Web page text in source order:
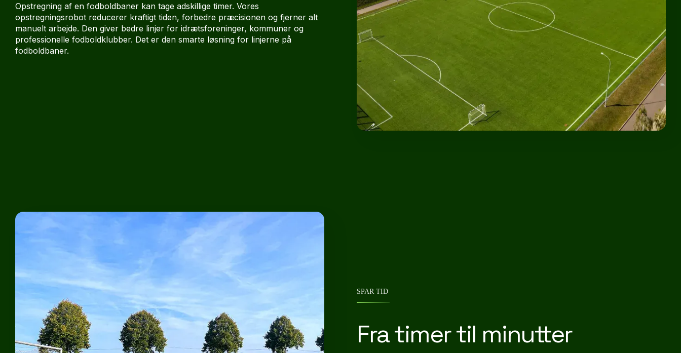
Opstregning af en fodboldbaner kan tage adskillige timer. Vores
opstregningsrobot reducerer kraftigt tiden, forbedre præcisionen og fjerner alt
manuelt arbejde. Den giver bedre linjer for idrætsforeninger, kommuner og
professionelle fodboldklubber. Det er den smarte løsning for linjerne på
fodboldbaner.
SPAR TID
Fra timer til minutter